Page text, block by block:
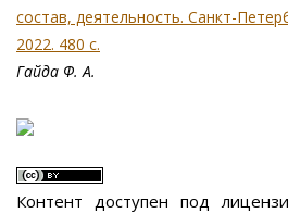
состав, деятельность. Санкт-
2022. 480 с.
Гайда Ф. А.
Контент доступен под